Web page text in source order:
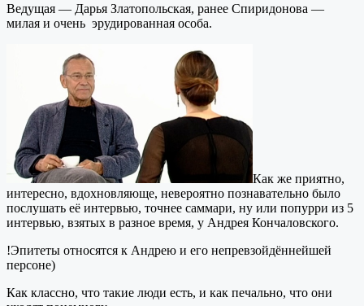
Ведущая — Дарья Златопольская, ранее Спиридонова —
милая и очень эрудированная особа.
Как же приятно,
интересно, вдохновляюще, невероятно познавательно было
послушать её интервью, точнее саммари, ну или попурри из 5
интервью, взятых в разное время, у Андрея Кончаловского.
!Эпитеты относятся к Андрею и его непревзойдённейшей
персоне)
Как классно, что такие люди есть, и как печально, что они